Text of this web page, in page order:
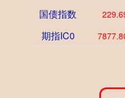
国债指数
期指IC0